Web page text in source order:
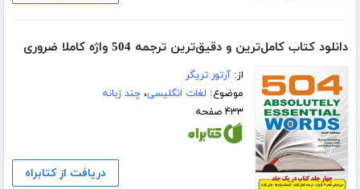
دانلود کتاب کامل‌ترین و دقیق‌ترین ترجمه 504 واژه کاملا ضروری
از:آرتور تریگر
موضوع: لغات انگلیسی،چند زبانه
۴۳۳ صفحه
دریافت از کتابراه